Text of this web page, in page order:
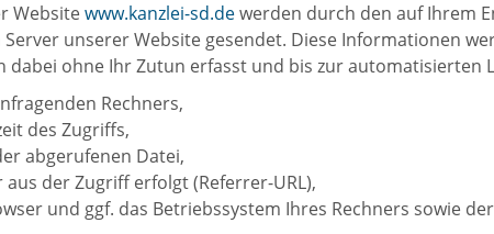
Websitewww.kanzlei-sd.dewerden durch den auf Ihrem
unserer Website gesendet. Diese Informationen
dabei ohne Ihr Zutun erfasst und bis zur automatisierten
Rechners,
des Zugriffs,
abgerufenen Datei,
der Zugriff erfolgt (Referrer-URL),
und ggf. das Betriebssystem Ihres Rechners sowie